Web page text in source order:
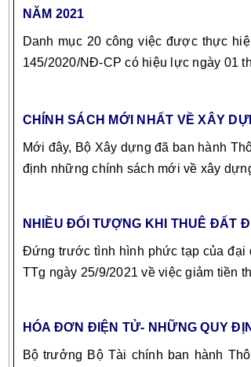
NĂM 2021
Danh mục 20 công việc được thực
145/2020/NĐ-CP có hiệu lực ngày 01
CHÍNH SÁCH MỚI NHẤT VỀ XÂY
Mới đây, Bộ Xây dựng đã ban hành
định những chính sách mới về xây
NHIỀU ĐỐI TƯỢNG KHI THUÊ ĐẤT
Đứng trước tình hình phức tạp của đại
TTg ngày 25/9/2021 về việc giảm tiền
HÓA ĐƠN ĐIỆN TỬ- NHỮNG QUY
Bộ trưởng Bộ Tài chính ban hành